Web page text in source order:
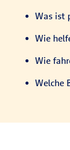
Was ist
Wie
Wie
Welche